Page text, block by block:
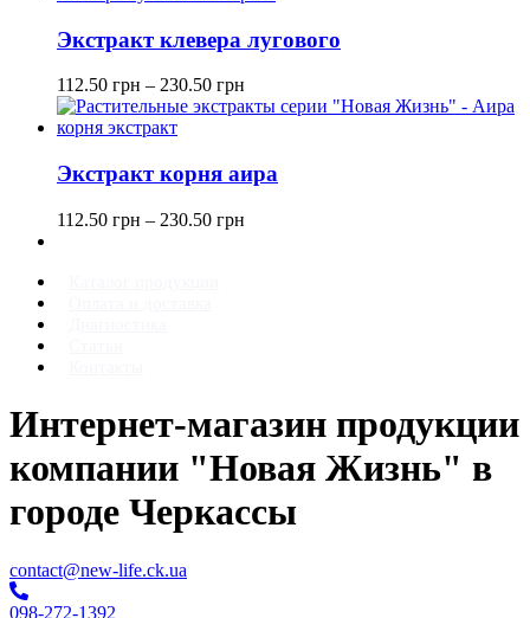
Экстракт клевера лугового
112.50 грн – 230.50 грн
Экстракт корня аира
112.50 грн – 230.50 грн
Интернет-магазин продукции
компании "Новая Жизнь" в
городе Черкассы
contact@new-life.ck.ua
098-272-1392